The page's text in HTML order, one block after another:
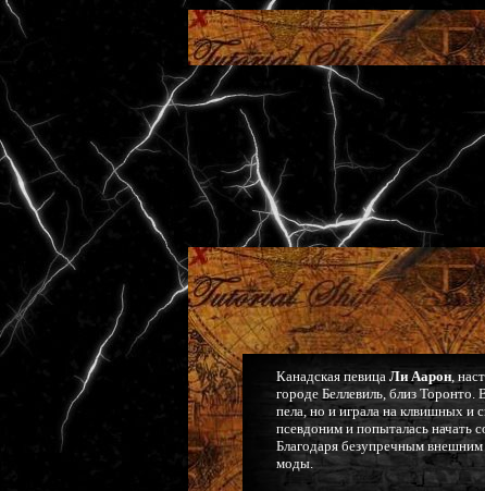
Канадская певица Ли Аарон,
городе Беллевиль, близ
пела, но и играла на клвишных и
псевдоним и попыталась начать
Благодаря безупречным
моды.